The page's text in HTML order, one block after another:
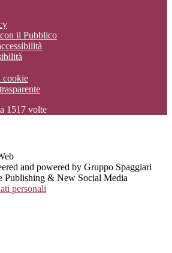
il Pubblico
cookie
1517 volte
and powered by Gruppo Spaggiari
Publishing & New Social Media
personali